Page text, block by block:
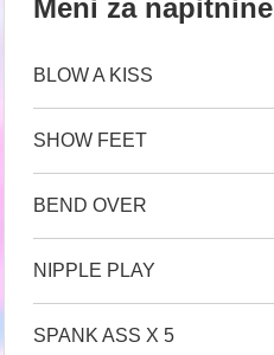
Meni za napitnine
BLOW A KISS
SHOW FEET
BEND OVER
NIPPLE PLAY
SPANK ASS X 5